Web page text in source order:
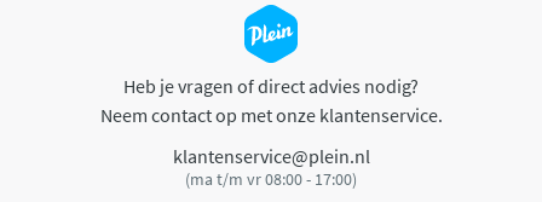
Heb je vragen of direct advies nodig?
Neem contact op met onze klantenservice.
klantenservice@plein.nl
(ma t/m vr 08:00 - 17:00)